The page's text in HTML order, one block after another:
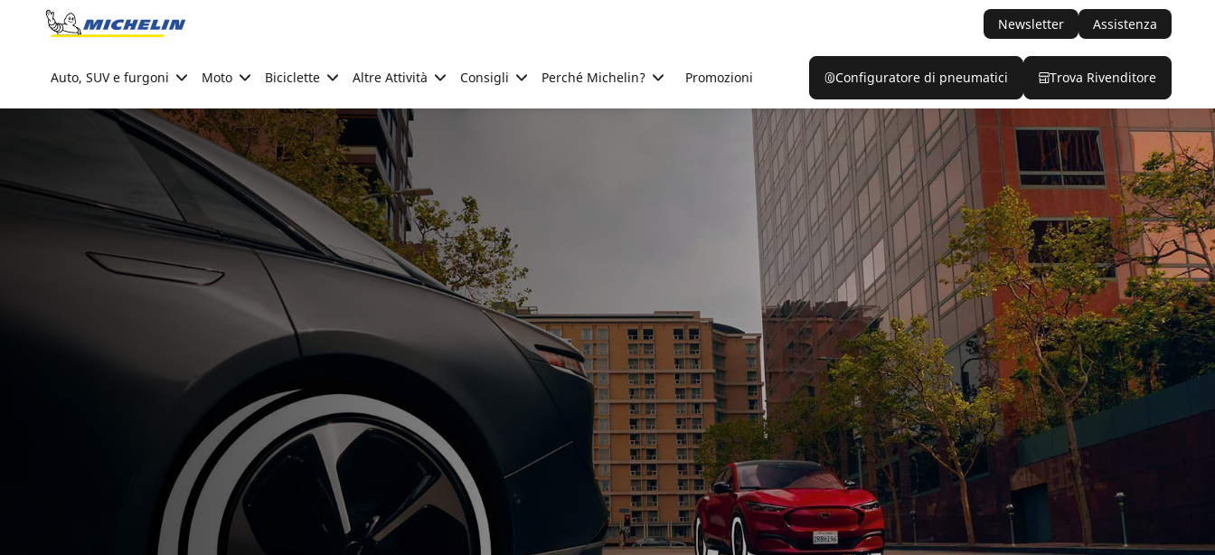
Go to page content
Newsletter Assistenza
Auto, SUV e furgoni Moto Biciclette Altre Attività Consigli Perché Michelin? Promozioni Configuratore di pneumatici Trova Rivenditore